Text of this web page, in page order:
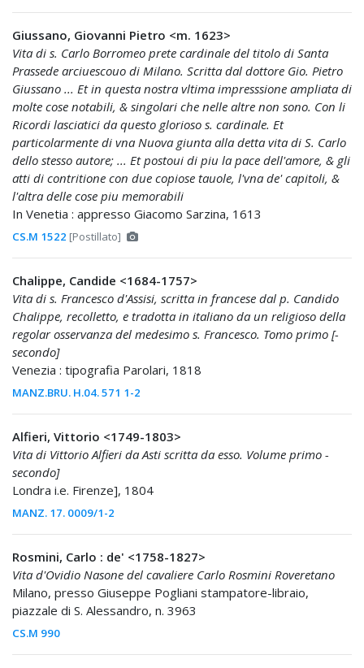
Giussano, Giovanni Pietro <m. 1623>
Vita di s. Carlo Borromeo prete cardinale del titolo di Santa
Prassede arciuescouo di Milano. Scritta dal dottore Gio. Pietro
Giussano ... Et in questa nostra vltima impresssione ampliata di
molte cose notabili, & singolari che nelle altre non sono. Con li
Ricordi lasciatici da questo glorioso s. cardinale. Et
particolarmente di vna Nuova giunta alla detta vita di S. Carlo
dello stesso autore; ... Et postoui di piu la pace dell'amore, & gli
atti di contritione con due copiose tauole, l'vna de' capitoli, &
l'altra delle cose piu memorabili
In Venetia : appresso Giacomo Sarzina, 1613
CS.M 1522 [Postillato]
Chalippe, Candide <1684-1757>
Vita di s. Francesco d'Assisi, scritta in francese dal p. Candido
Chalippe, recolletto, e tradotta in italiano da un religioso della
regolar osservanza del medesimo s. Francesco. Tomo primo [-
secondo]
Venezia : tipografia Parolari, 1818
MANZ.BRU. H.04. 571 1-2
Alfieri, Vittorio <1749-1803>
Vita di Vittorio Alfieri da Asti scritta da esso. Volume primo -
secondo]
Londra i.e. Firenze], 1804
MANZ. 17. 0009/1-2
Rosmini, Carlo : de' <1758-1827>
Vita d'Ovidio Nasone del cavaliere Carlo Rosmini Roveretano
Milano, presso Giuseppe Pogliani stampatore-libraio,
piazzale di S. Alessandro, n. 3963
CS.M 990